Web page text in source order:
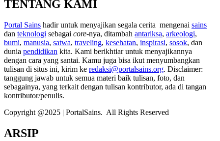
TENTANG KAMI
Portal Sains hadir untuk menyajikan segala cerita mengenai sains
dan teknologi sebagai core-nya, ditambah antariksa, arkeologi,
bumi, manusia, satwa, traveling, kesehatan, inspirasi, sosok, dan
dunia pendidikan kita. Kami berikhtiar untuk menyajikannya
dengan cara yang santai. Kamu juga bisa ikut menyumbangkan
tulisan di situs ini, kirim ke redaksi@portalsains.org. Disclaimer:
tanggung jawab untuk semua materi baik tulisan, foto, dan
sebagainya, yang terkait dengan tulisan kontributor, ada di tangan
kontributor/penulis.
Copyright @2025 | PortalSains. All Rights Reserved
ARSIP